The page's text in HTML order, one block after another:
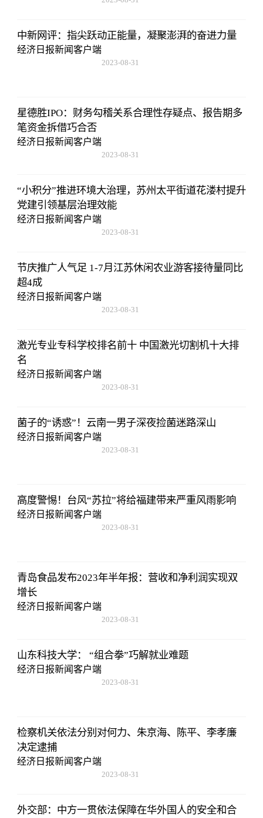
中新网评：指尖跃动正能量，凝聚澎湃的奋进力量
经济日报新闻客户端
2023-08-31
星德胜IPO：财务勾稽关系合理性存疑点、报告期多
笔资金拆借巧合否
经济日报新闻客户端
2023-08-31
“小积分”推进环境大治理，苏州太平街道花溇村提升
党建引领基层治理效能
经济日报新闻客户端
2023-08-31
节庆推广人气足 1-7月江苏休闲农业游客接待量同比
超4成
经济日报新闻客户端
2023-08-31
激光专业专科学校排名前十 中国激光切割机十大排
名
经济日报新闻客户端
2023-08-31
菌子的“诱惑”！云南一男子深夜捡菌迷路深山
经济日报新闻客户端
2023-08-31
高度警惕！台风“苏拉”将给福建带来严重风雨影响
经济日报新闻客户端
2023-08-31
青岛食品发布2023年半年报：营收和净利润实现双
增长
经济日报新闻客户端
2023-08-31
山东科技大学： “组合拳”巧解就业难题
经济日报新闻客户端
2023-08-31
检察机关依法分别对何力、朱京海、陈平、李孝廉
决定逮捕
经济日报新闻客户端
2023-08-31
外交部：中方一贯依法保障在华外国人的安全和合